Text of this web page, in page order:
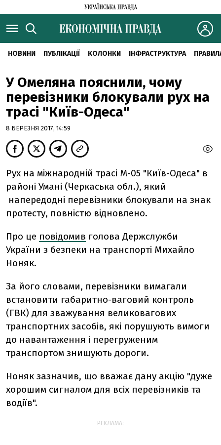
НОВИНИ ПУБЛІКАЦІЇ КОЛОНКИ ІНФРАСТРУКТУРА
У Омеляна пояснили, чому
перевізники блокували рух на
трасі "Київ-Одеса"
8 БЕРЕЗНЯ 2017, 14:59
Рух на міжнародній трасі М-05 "Київ-Одеса" в
районі Умані (Черкаська обл.), який
напередодні перевізники блокували на знак
протесту, повністю відновлено.
Про це повідомив голова Держслужби
України з безпеки на транспорті Михайло
Ноняк.
За його словами, перевізники вимагали
встановити габаритно-ваговий контроль
(ГВК) для зважування великовагових
транспортних засобів, які порушують вимоги
до навантаження і перегруженим
транспортом знищують дороги.
Ноняк зазначив, що вважає дану акцію "дуже
хорошим сигналом для всіх перевізників та
водіїв".
РЕКЛАМА: